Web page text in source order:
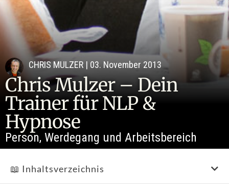
CHRIS MULZER | 03. November 2013
Chris Mulzer – Dein
Trainer für NLP &
Hypnose
Person, Werdegang und Arbeitsbereich
📖 Inhaltsverzeichnis